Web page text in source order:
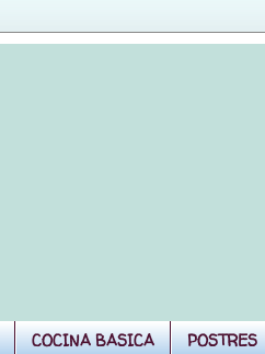
COCINA BASICA POSTRES